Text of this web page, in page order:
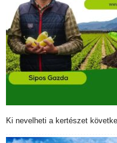
Ki nevelheti a kertészet